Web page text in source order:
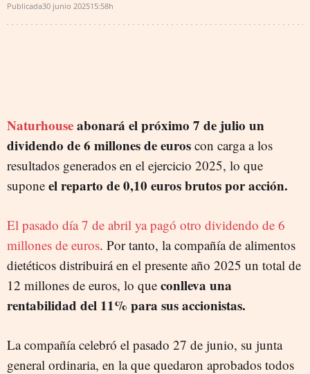
Publicada30 junio 202515:58h
Naturhouseabonará el próximo 7 de julio un
dividendo de 6 millones de euros con carga a los
resultados generados en el ejercicio 2025, lo que
supone el reparto de 0,10 euros brutos por acción.
El pasado día 7 de abril ya pagó otro dividendo de 6
millones de euros. Por tanto, la compañía de alimentos
dietéticos distribuirá en el presente año 2025 un total de
12 millones de euros, lo que conlleva una
rentabilidad del 11% para sus accionistas.
La compañía celebró el pasado 27 de junio, su junta
general ordinaria, en la que quedaron aprobados todos